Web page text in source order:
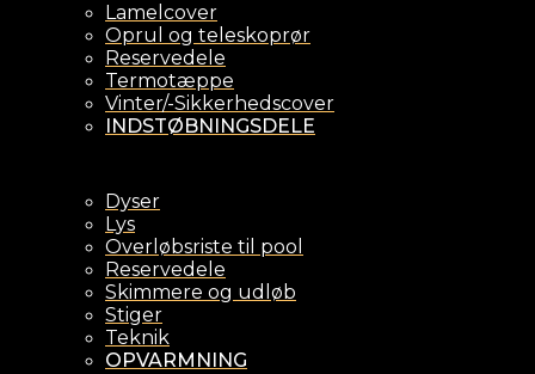
Lamelcover
Oprul og teleskoprør
Reservedele
Termotæppe
Vinter/-Sikkerhedscover
INDSTØBNINGSDELE
Dyser
Lys
Overløbsriste til pool
Reservedele
Skimmere og udløb
Stiger
Teknik
OPVARMNING